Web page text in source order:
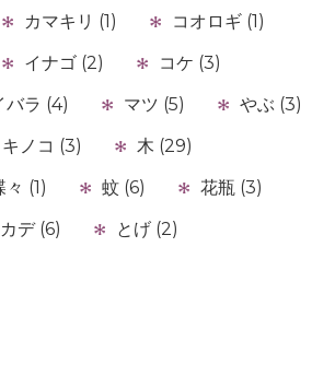
カマキリ (1)
コオロギ (1)
イナゴ (2)
コケ (3)
バラ (4) マツ (5)
やぶ (3)
キノコ (3)
木 (29)
々 (1) 蚊 (6)
花瓶 (3)
デ (6) とげ (2)